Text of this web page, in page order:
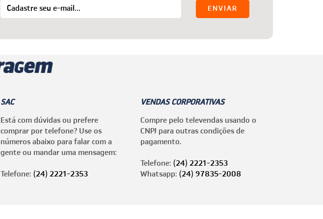
SAC
Está com dúvidas ou prefere
comprar por telefone? Use os
números abaixo para falar com a
gente ou mandar uma mensagem:
Telefone: (24) 2221-2353
VENDAS CORPORATIVAS
Compre pelo televendas usando o
CNPJ para outras condições de
pagamento.
Telefone: (24) 2221-2353
Whatsapp: (24) 97835-2008